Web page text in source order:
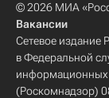
© 2026 МИА
Вакансии
Сетевое издание
в Федеральной
информационных
(Роскомнадзор)